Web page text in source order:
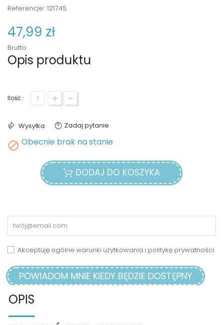
Referencje: 121745
47,99 zł
Brutto
Opis produktu
Ilość :
Wysyłka Zadaj pytanie
 Obecnie brak na stanie
DODAJ DO KOSZYKA
Akceptuję ogólne warunki użytkowania i politykę prywatności
POWIADOM MNIE KIEDY BĘDZIE DOSTĘPNY
OPIS